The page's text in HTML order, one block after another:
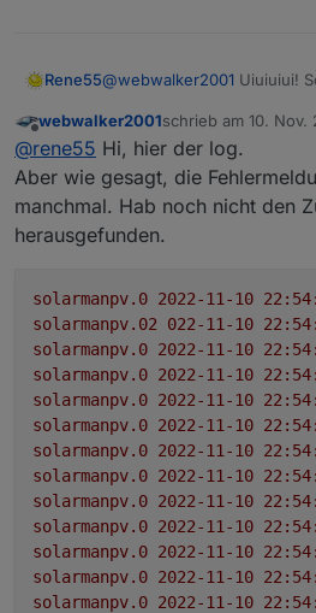
Rene55@webwalker2001 Uiuiuiui!
zu sein. Kannst du bitte den
etwas warten und dann neu
Log mal hier einstellen.
Offline
webwalker2001schrieb am 10. Nov.
zuletzt editiert von
@rene55 Hi, hier der log.
Aber wie gesagt, die
manchmal. Hab noch nicht den
herausgefunden.
solarmanpv.0
solarmanpv.02
022-11 -10 22
solarmanpv.0
solarmanpv.0
solarmanpv.0
solarmanpv.0
solarmanpv.0
solarmanpv.0
solarmanpv.0
solarmanpv.0
solarmanpv.0
solarmanpv.0
solarmanpv.0